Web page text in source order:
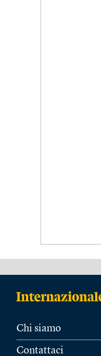
Chi siamo
Contattaci